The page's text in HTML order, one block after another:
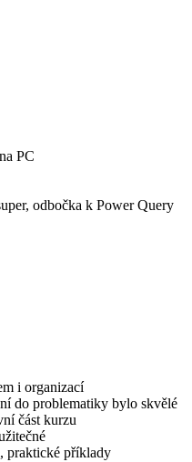
PC
odbočka k Power Query
i organizací
do problematiky bylo skvělé
část kurzu
praktické příklady